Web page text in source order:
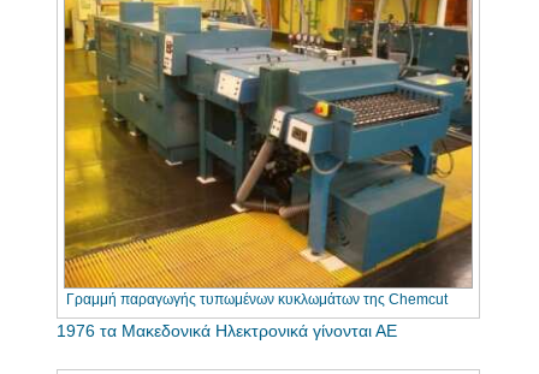
Γραμμή παραγωγής τυπωμένων κυκλωμάτων της Chemcut
1976 τα Μακεδονικά Ηλεκτρονικά γίνονται ΑΕ